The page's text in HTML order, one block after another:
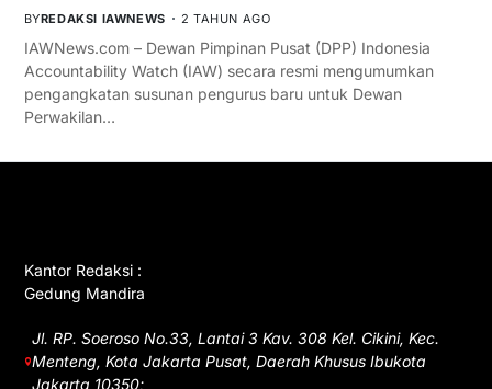
BYREDAKSI IAWNEWS 2 TAHUN AGO
IAWNews.com – Dewan Pimpinan Pusat (DPP) Indonesia
Accountability Watch (IAW) secara resmi mengumumkan
pengangkatan susunan pengurus baru untuk Dewan
Perwakilan…
Kantor Redaksi :
Gedung Mandira
Jl. RP. Soeroso No.33, Lantai 3 Kav. 308 Kel. Cikini, Kec.
Menteng, Kota Jakarta Pusat, Daerah Khusus Ibukota
Jakarta 10350;